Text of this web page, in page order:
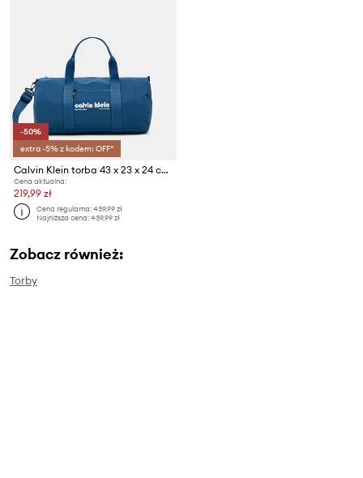
-50%
extra -5% z kodem: OFF*
Calvin Klein torba 43 x 23 x 24 cm
Cena aktualna:
219,99 zł
Cena regularna:439,99 zł
Najniższa cena:439,99 zł
Zobacz również:
Torby